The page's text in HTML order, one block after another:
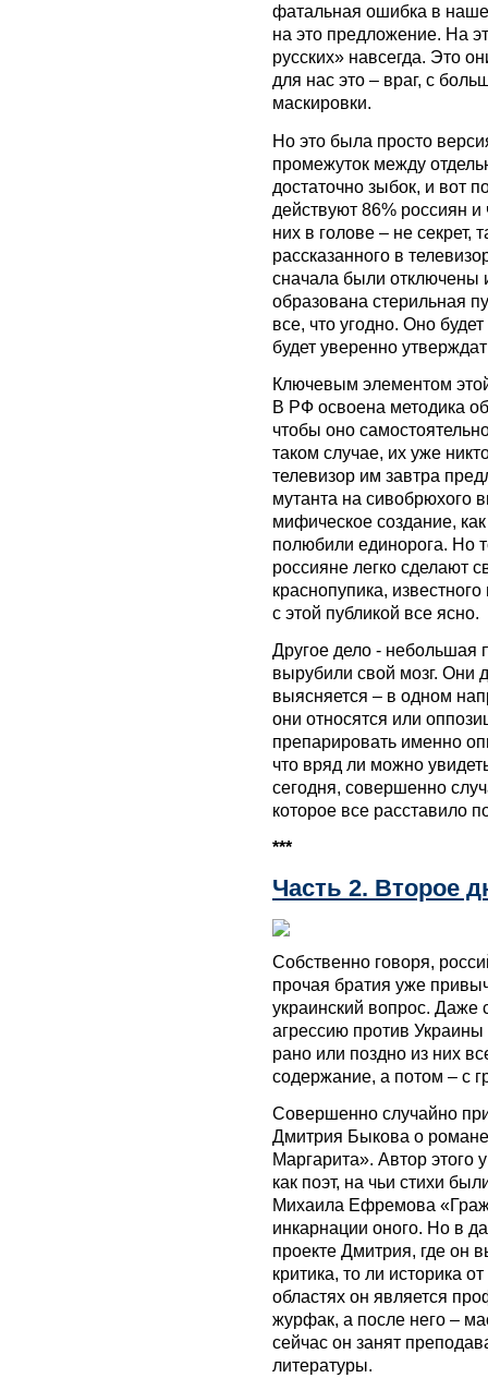
фатальная ошибка в
на это предложение. На
русских» навсегда. Это
для нас это – враг, с
маскировки.
Но это была просто
промежуток между
достаточно зыбок, и вот
действуют 86% россиян и
них в голове – не секрет,
рассказанного в
сначала были отключены
образована стерильная
все, что угодно. Оно
будет уверенно
Ключевым элементом
В РФ освоена методика
чтобы оно
таком случае, их уже
телевизор им завтра
мутанта на сивобрюхого
мифическое создание,
полюбили единорога. Но
россияне легко сделают
краснопупика,
с этой публикой все ясно.
Другое дело - небольшая
вырубили свой мозг. Они
выясняется – в одном
они относятся или
препарировать именно
что вряд ли можно
сегодня, совершенно
которое все расставило
***
Часть 2. Второе
Собственно говоря,
прочая братия уже
украинский вопрос. Даже
агрессию против Украины
рано или поздно из них
содержание, а потом – с
Совершенно случайно
Дмитрия Быкова о
Маргарита». Автор этого
как поэт, на чьи стихи
Михаила Ефремова
инкарнации оного. Но в
проекте Дмитрия, где он
критика, то ли историка
областях он является
журфак, а после него –
сейчас он занят
литературы.